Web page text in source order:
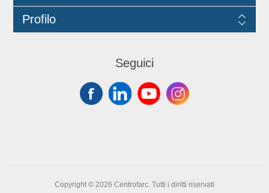
Profilo
Seguici
Copyright © 2026 Centrofarc. Tutti i diritti riservati